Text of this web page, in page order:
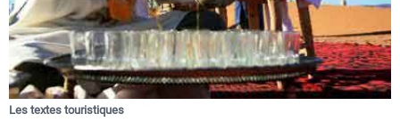
Les textes touristiques